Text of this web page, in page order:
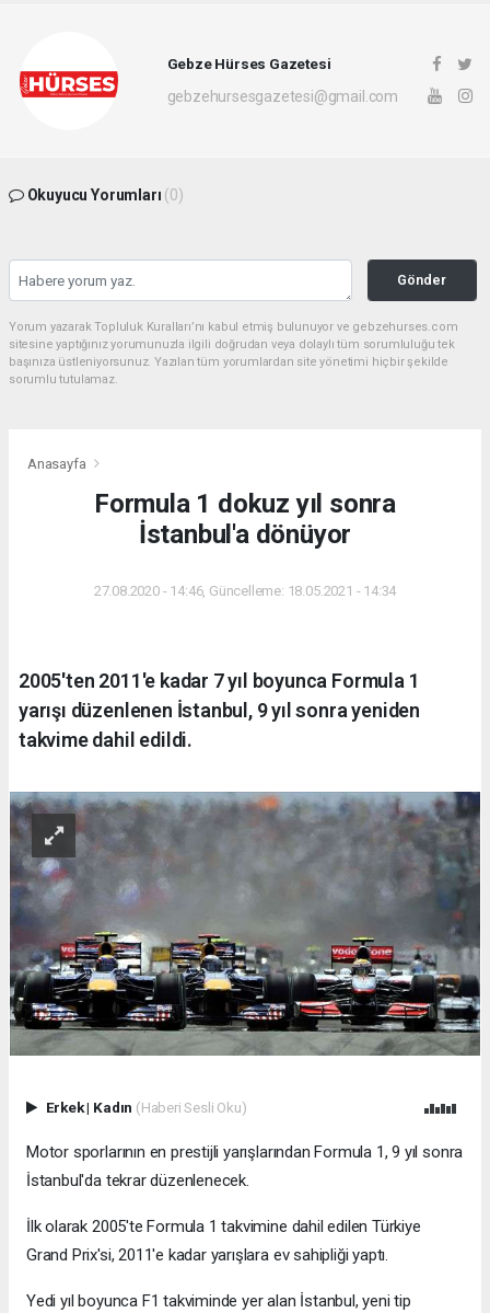
Gebze Hürses Gazetesi
gebzehursesgazetesi@gmail.com
Okuyucu Yorumları (0)
Gönder
Yorum yazarak Topluluk Kuralları’nı kabul etmiş bulunuyor ve gebzehurses.com
sitesine yaptığınız yorumunuzla ilgili doğrudan veya dolaylı tüm sorumluluğu tek
başınıza üstleniyorsunuz. Yazılan tüm yorumlardan site yönetimi hiçbir şekilde
sorumlu tutulamaz.
Anasayfa
Formula 1 dokuz yıl sonra
İstanbul'a dönüyor
27.08.2020 - 14:46, Güncelleme: 18.05.2021 - 14:34
2005'ten 2011'e kadar 7 yıl boyunca Formula 1
yarışı düzenlenen İstanbul, 9 yıl sonra yeniden
takvime dahil edildi.
Erkek| Kadın (Haberi Sesli Oku)
Motor sporlarının en prestijli yarışlarından Formula 1, 9 yıl sonra
İstanbul'da tekrar düzenlenecek.
İlk olarak 2005'te Formula 1 takvimine dahil edilen Türkiye
Grand Prix'si, 2011'e kadar yarışlara ev sahipliği yaptı.
Yedi yıl boyunca F1 takviminde yer alan İstanbul, yeni tip